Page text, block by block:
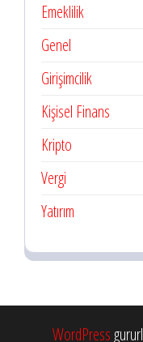
Emeklilik
Genel
Girişimcilik
Kişisel Finans
Kripto
Vergi
Yatırım
WordPress